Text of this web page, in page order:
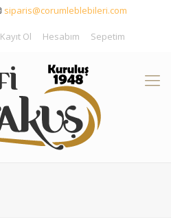
siparis@corumleblebileri.com
Kayıt Ol Hesabım Sepetim